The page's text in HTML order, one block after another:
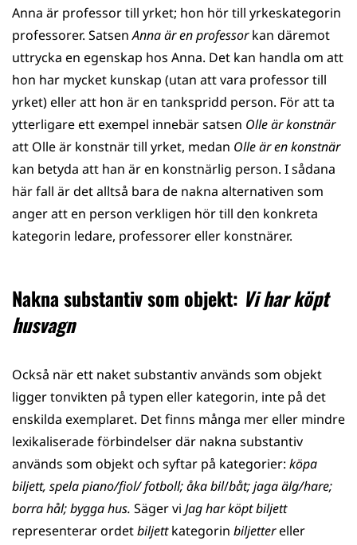
Anna är professor till yrket; hon hör till yrkeskategorin
professorer. SatsenAnna är en professorkan däremot
uttrycka en egenskap hos Anna. Det kan handla om att
hon har mycket kunskap (utan att vara professor till
yrket) eller att hon är en tankspridd person. För att ta
ytterligare ett exempel innebär satsen Olle är konstnär
att Olle är konstnär till yrket, medan Olle är en konstnär
kan betyda att han är en konstnärlig person. I sådana
här fall är det alltså bara de nakna alternativen som
anger att en person verkligen hör till den konkreta
kategorin ledare, professorer eller konstnärer.
Nakna substantiv som objekt: Vi har köpt
husvagn
Också när ett naket substantiv används som objekt
ligger tonvikten på typen eller kategorin, inte på det
enskilda exemplaret. Det finns många mer eller mindre
lexikaliserade förbindelser där nakna substantiv
används som objekt och syftar på kategorier: köpa
biljett, spela piano/fiol/ fotboll; åka bil/båt; jaga älg/hare;
borra hål; bygga hus. Säger vi Jag har köpt biljett
representerar ordetbiljettkategorin biljettereller